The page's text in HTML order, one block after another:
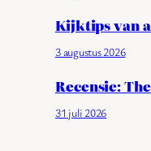
Kijktips van
3 augustus 2026
Recensie:
31 juli 2026